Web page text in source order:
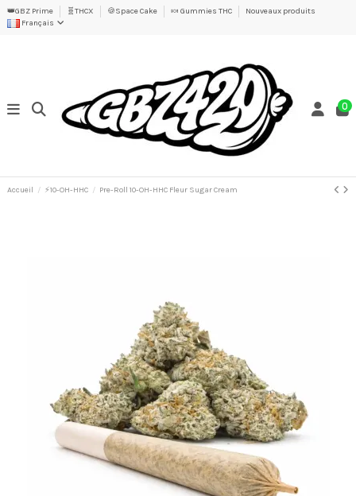
👑GBZ Prime 🧬THCX 🍪Space Cake 🍬 Gummies THC
Nouveaux produits
Français
0
Accueil ⚡10-OH-HHC Pre-Roll 10-OH-HHC Fleur Sugar Cream